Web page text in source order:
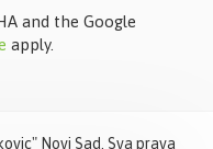
and the Google
apply.
Novi Sad. Sva prava